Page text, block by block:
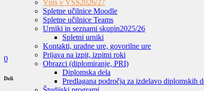
Vpis v VSŠ2026/27
Spletne učilnice Moodle
Spletne učilnice Teams
Urniki in seznami skupin2025/26
Spletni urniki
Kontakti, uradne ure, govorilne ure
Prijava na izpit, izpitni roki
Obrazci (diplomiranje, PRI)
Diplomska dela
Predlagana področja za izdelavo diplomskih
0
Deli